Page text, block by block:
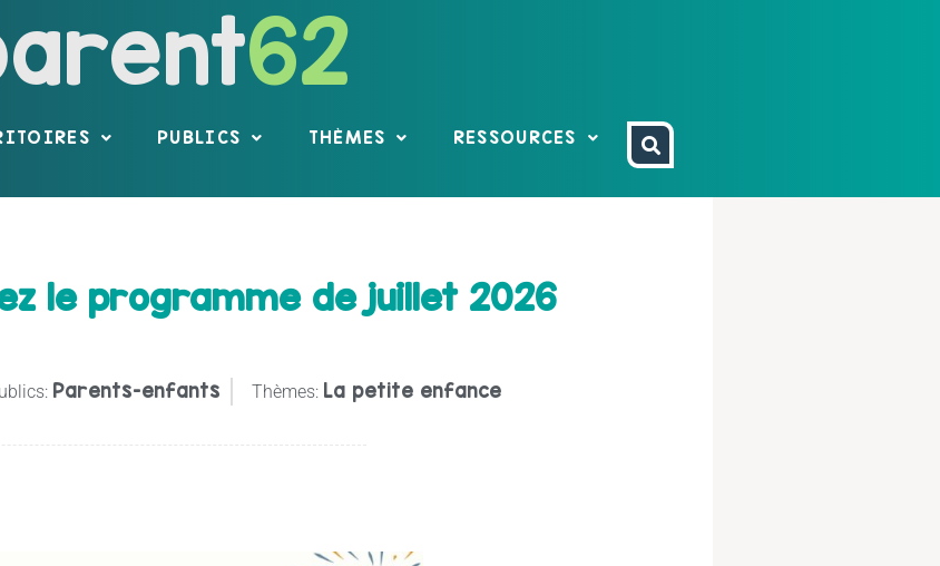
62
PUBLICS THÈMES RESSOURCES
le programme de juillet 2026
Parents-enfants Thèmes: La petite enfance